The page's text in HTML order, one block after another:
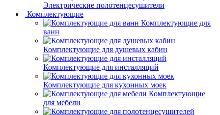
Электрические полотенцесушители
Комплектующие
Комплектующие для
ванн
Комплектующие для душевых кабин
Комплектующие для инсталляций
Комплектующие для кухонных моек
Комплектующие
для мебели